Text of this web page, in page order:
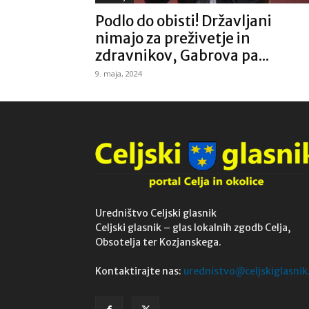
Podlo do obisti! Državljani
nimajo za preživetje in
zdravnikov, Gabrova pa...
9. maja, 2024
Uredništvo Celjski glasnik
Celjski glasnik – glas lokalnih zgodb Celja,
Obsotelja ter Kozjanskega.
Kontaktirajte nas: